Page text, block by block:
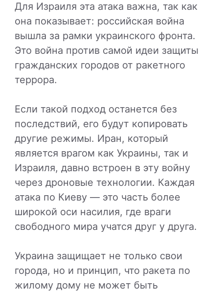
Для Израиля эта атака важна, так как
она показывает: российская война
вышла за рамки украинского фронта.
Это война против самой идеи защиты
гражданских городов от ракетного
террора.
Если такой подход останется без
последствий, его будут копировать
другие режимы. Иран, который
является врагом как Украины, так и
Израиля, давно встроен в эту войну
через дроновые технологии. Каждая
атака по Киеву — это часть более
широкой оси насилия, где враги
свободного мира учатся друг у друга.
Украина защищает не только свои
города, но и принцип, что ракета по
жилому дому не может быть